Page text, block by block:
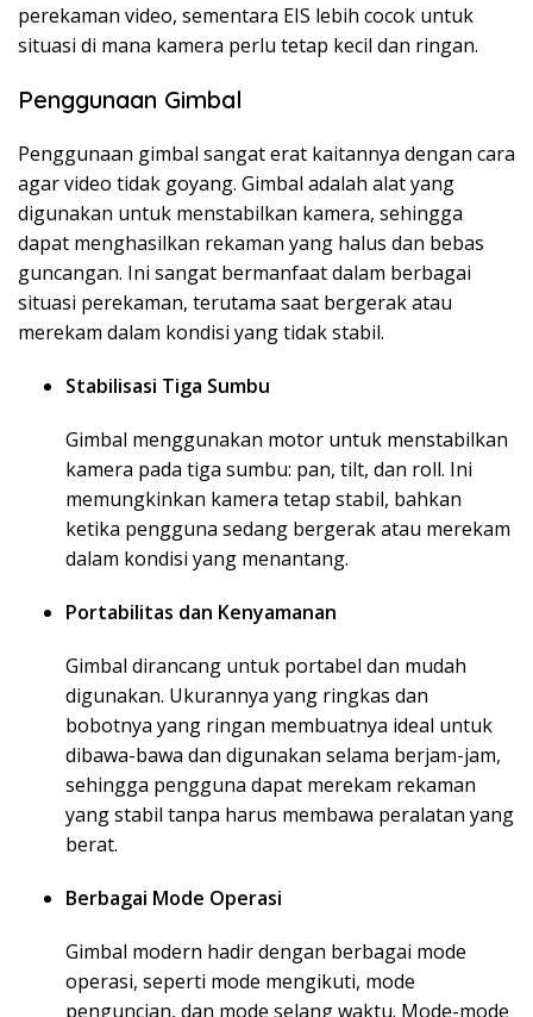
perekaman video, sementara EIS lebih cocok untuk
situasi di mana kamera perlu tetap kecil dan ringan.
Penggunaan Gimbal
Penggunaan gimbal sangat erat kaitannya dengan cara
agar video tidak goyang. Gimbal adalah alat yang
digunakan untuk menstabilkan kamera, sehingga
dapat menghasilkan rekaman yang halus dan bebas
guncangan. Ini sangat bermanfaat dalam berbagai
situasi perekaman, terutama saat bergerak atau
merekam dalam kondisi yang tidak stabil.
Stabilisasi Tiga Sumbu
Gimbal menggunakan motor untuk menstabilkan
kamera pada tiga sumbu: pan, tilt, dan roll. Ini
memungkinkan kamera tetap stabil, bahkan
ketika pengguna sedang bergerak atau merekam
dalam kondisi yang menantang.
Portabilitas dan Kenyamanan
Gimbal dirancang untuk portabel dan mudah
digunakan. Ukurannya yang ringkas dan
bobotnya yang ringan membuatnya ideal untuk
dibawa-bawa dan digunakan selama berjam-jam,
sehingga pengguna dapat merekam rekaman
yang stabil tanpa harus membawa peralatan yang
berat.
Berbagai Mode Operasi
Gimbal modern hadir dengan berbagai mode
operasi, seperti mode mengikuti, mode
penguncian, dan mode selang waktu. Mode-mode